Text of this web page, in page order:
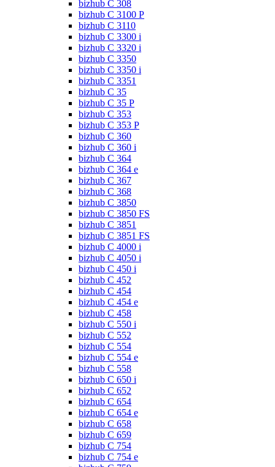
bizhub C 308
bizhub C 3100 P
bizhub C 3110
bizhub C 3300 i
bizhub C 3320 i
bizhub C 3350
bizhub C 3350 i
bizhub C 3351
bizhub C 35
bizhub C 35 P
bizhub C 353
bizhub C 353 P
bizhub C 360
bizhub C 360 i
bizhub C 364
bizhub C 364 e
bizhub C 367
bizhub C 368
bizhub C 3850
bizhub C 3850 FS
bizhub C 3851
bizhub C 3851 FS
bizhub C 4000 i
bizhub C 4050 i
bizhub C 450 i
bizhub C 452
bizhub C 454
bizhub C 454 e
bizhub C 458
bizhub C 550 i
bizhub C 552
bizhub C 554
bizhub C 554 e
bizhub C 558
bizhub C 650 i
bizhub C 652
bizhub C 654
bizhub C 654 e
bizhub C 658
bizhub C 659
bizhub C 754
bizhub C 754 e